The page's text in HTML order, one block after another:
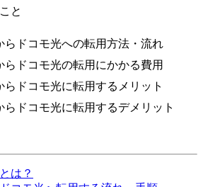
と
らドコモ光への転用方法・流れ
らドコモ光の転用にかかる費用
らドコモ光に転用するメリット
らドコモ光に転用するデメリット
は？